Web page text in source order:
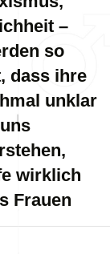
–
so
dass ihre
unklar
wirklich
Frauen